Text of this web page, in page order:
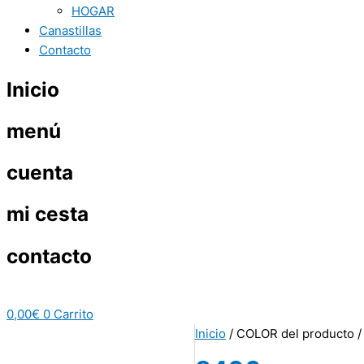
HOGAR
Canastillas
Contacto
Inicio
menú
cuenta
mi cesta
contacto
0,00€ 0 Carrito
Inicio/ COLOR del producto